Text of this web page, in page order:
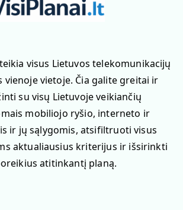
visus Lietuvos telekomunikacijų
vienoje vietoje. Čia galite greitai ir
su visų Lietuvoje veikiančių
mobiliojo ryšio, interneto ir
ir jų sąlygomis, atsifiltruoti visus
aktualiausius kriterijus ir išsirinkti
atitinkantį planą.